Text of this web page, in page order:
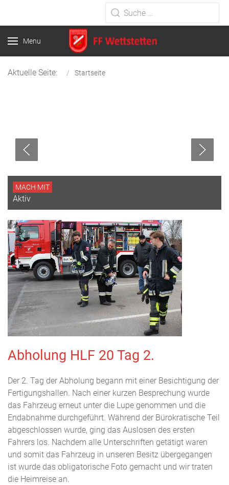
Type 2 or more characters for
results.
Menu
Aktuelle Seite: Startseite
MACH MIT
Aktiv
Abholung HLF 20 Tag 2.
Der 2. Tag der Abholung begann mit einer Besichtigung der
Fertigungshallen. Nach einer kurzen Besprechung wurde
das Fahrzeug erneut unter die Lupe genommen und die
Endabnahme durchgeführt. Während der Bürokratische Teil
abgeschlossen wurde, ging das Auslosen des ersten
Fahrers los. Nachdem alle Unterschriften getätigt waren
und somit das Fahrzeug in unseren Besitz übergegangen
ist wurde das obligatorische Foto gemacht und wir traten
die Heimreise an.